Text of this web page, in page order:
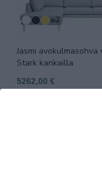
+7
Jasmi avokulmasohva
Stark kankailla
5262,00 €